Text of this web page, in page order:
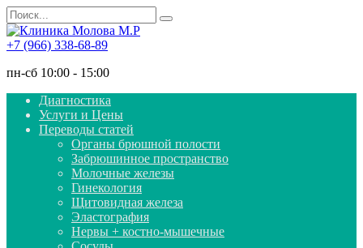
Перейти
к
содержанию
Search
for:
+7 (966) 338-68-89
пн-сб 10:00 - 15:00
Диагностика
Услуги и Цены
Переводы статей
Органы брюшной полости
Забрюшинное пространство
Молочные железы
Гинекология
Щитовидная железа
Эластография
Нервы + костно-мышечные